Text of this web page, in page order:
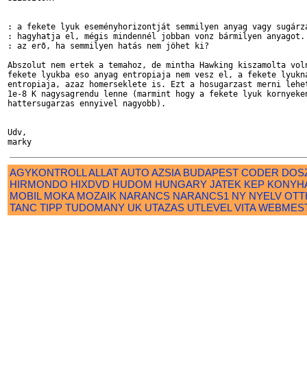
: a fekete lyuk eseményhorizontját semmilyen anyag vagy
: hagyhatja el, mégis mindennél jobban vonz bármilyen
: az erõ, ha semmilyen hatás nem jöhet ki?
Abszolut nem ertek a temahoz, de mintha Hawking kiszamolta
fekete lyukba eso anyag entropiaja nem vesz el, a fekete
entropiaja, azaz homerseklete is. Ezt a hosugarzast merni
1e-8 K nagysagrendu lenne (marmint hogy a fekete lyuk
hattersugarzas ennyivel nagyobb).
Udv,
AGYKONTROLLALLATAUTO AZSIA BUDAPEST CODER
HIRMONDO HIXDVD HUDOM HUNGARY JATEK KEP
MOBIL MOKA MOZAIK NARANCS NARANCS1 NY NYELV
TANC TIPP TUDOMANY UK UTAZAS UTLEVEL VITA